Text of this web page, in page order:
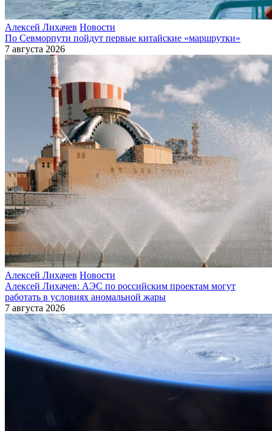
Алексей Лихачев Новости
По Севморпути пойдут первые китайские «маршрутки»
7 августа 2026
Алексей Лихачев Новости
Алексей Лихачев: АЭС по российским проектам могут
работать в условиях аномальной жары
7 августа 2026